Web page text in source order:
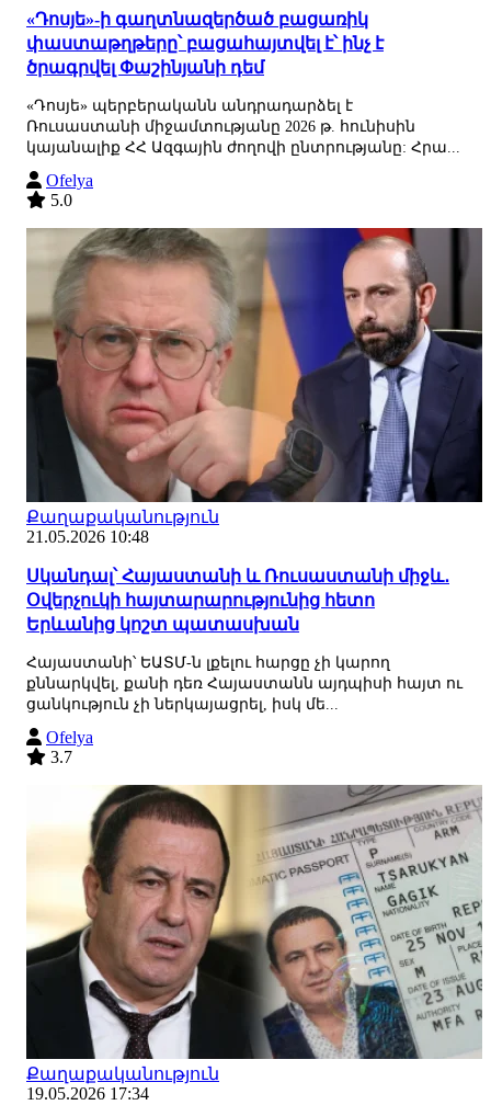
«Դոսյե»-ի գաղտնազերծած բացառիկ
փաստաթղթերը՝ բացահայտվել է՝ ինչ է
ծրագրվել Փաշինյանի դեմ
«Դոսյե» պերբերականն անդրադարձել է
Ռուսաստանի միջամտությանը 2026 թ. հունիսին
կայանալիք ՀՀ Ազգային ժողովի ընտրությանը: Հրա...
Ofelya
5.0
Քաղաքականություն
21.05.2026 10:48
Սկանդալ՝ Հայաստանի և Ռուսաստանի միջև․
Օվերչուկի հայտարարությունից հետո
Երևանից կոշտ պատասխան
Հայաստանի՝ ԵԱՏՄ-ն լքելու հարցը չի կարող
քննարկվել, քանի դեռ Հայաստանն այդպիսի հայտ ու
ցանկություն չի ներկայացրել, իսկ մե...
Ofelya
3.7
Քաղաքականություն
19.05.2026 17:34